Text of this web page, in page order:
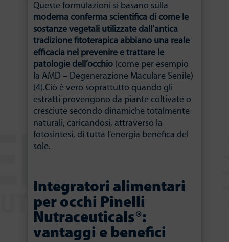
Queste formulazioni si basano sulla
moderna conferma scientifica di come le
sostanze vegetali utilizzate dall’antica
tradizione fitoterapica abbiano una reale
efficacia nel prevenire e trattare le
patologie dell’occhio(come per esempio
la AMD – Degenerazione Maculare Senile)
(4).Ciò è vero soprattutto quando gli
estratti provengono da piante coltivate o
cresciute secondo dinamiche totalmente
naturali, caricandosi, attraverso la
fotosintesi, di tutta l’energia benefica del
sole.
Integratori alimentari
per occhi Pinelli
Nutraceuticals®:
vantaggi e benefici